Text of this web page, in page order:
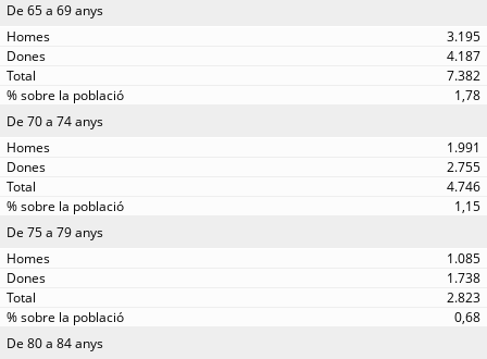
De 65 a 69 anys
3.195
4.187
7.382
1,78
De 70 a 74 anys
1.991
2.755
4.746
1,15
De 75 a 79 anys
1.085
1.738
2.823
0,68
De 80 a 84 anys